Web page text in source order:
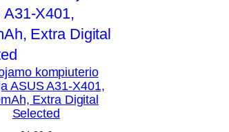
kompiuterio
ASUS A31-X401,
Extra Digital
Selected